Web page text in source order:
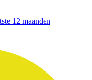
12 maanden